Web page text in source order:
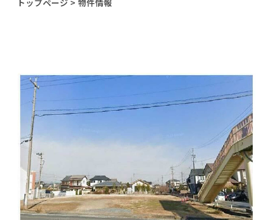
トップページ > 物件情報